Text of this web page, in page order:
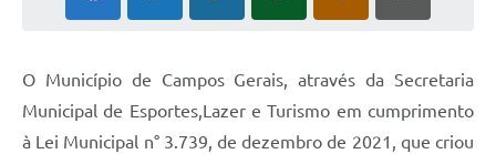
O Município de Campos Gerais, através da Secretaria
Municipal de Esportes,Lazer e Turismo em cumprimento
à Lei Municipal n° 3.739, de dezembro de 2021, que criou